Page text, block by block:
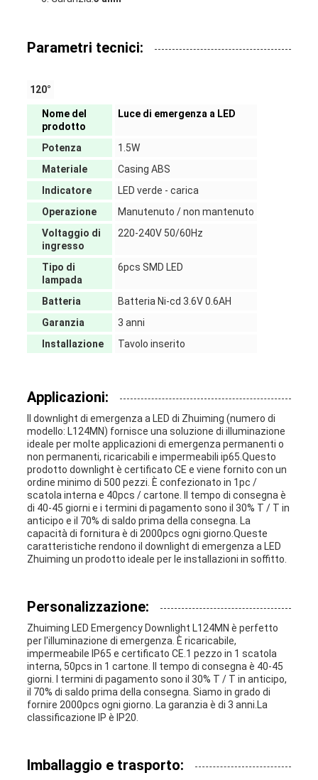
Parametri tecnici:
120°
Nome del
prodotto
Luce di emergenza a LED
Potenza
1.5W
Materiale
Casing ABS
Indicatore
LED verde - carica
Operazione
Manutenuto / non mantenuto
Voltaggio di
ingresso
220-240V 50/60Hz
Tipo di
lampada
6pcs SMD LED
Batteria
Batteria Ni-cd 3.6V 0.6AH
Garanzia
3 anni
Installazione
Tavolo inserito
Applicazioni:
Il downlight di emergenza a LED di Zhuiming (numero di
modello: L124MN) fornisce una soluzione di illuminazione
ideale per molte applicazioni di emergenza permanenti o
non permanenti, ricaricabili e impermeabili ip65.Questo
prodotto downlight è certificato CE e viene fornito con un
ordine minimo di 500 pezzi. È confezionato in 1pc /
scatola interna e 40pcs / cartone. Il tempo di consegna è
di 40-45 giorni e i termini di pagamento sono il 30% T / T in
anticipo e il 70% di saldo prima della consegna. La
capacità di fornitura è di 2000pcs ogni giorno.Queste
caratteristiche rendono il downlight di emergenza a LED
Zhuiming un prodotto ideale per le installazioni in soffitto.
Personalizzazione:
Zhuiming LED Emergency Downlight L124MN è perfetto
per l'illuminazione di emergenza. È ricaricabile,
impermeabile IP65 e certificato CE.1 pezzo in 1 scatola
interna, 50pcs in 1 cartone. Il tempo di consegna è 40-45
giorni. I termini di pagamento sono il 30% T / T in anticipo,
il 70% di saldo prima della consegna. Siamo in grado di
fornire 2000pcs ogni giorno. La garanzia è di 3 anni.La
classificazione IP è IP20.
Imballaggio e trasporto: